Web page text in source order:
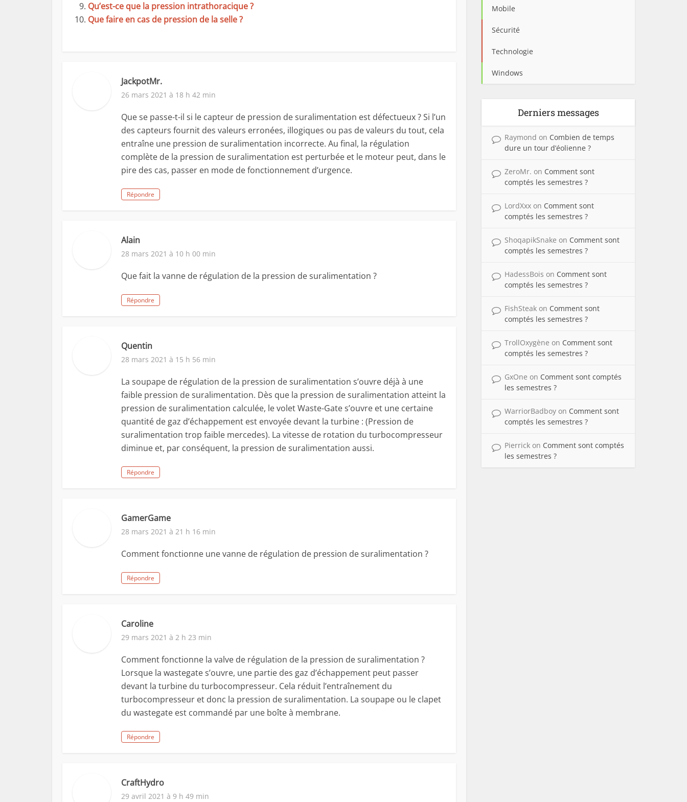
Qu’est-ce que la pression intrathoracique ?
Que faire en cas de pression de la selle ?
JackpotMr.
26 mars 2021 à 18 h 42 min
Que se passe-t-il si le capteur de pression de suralimentation est défectueux ? Si l’un
des capteurs fournit des valeurs erronées, illogiques ou pas de valeurs du tout, cela
entraîne une pression de suralimentation incorrecte. Au final, la régulation
complète de la pression de suralimentation est perturbée et le moteur peut, dans le
pire des cas, passer en mode de fonctionnement d’urgence.
Répondre
Alain
28 mars 2021 à 10 h 00 min
Que fait la vanne de régulation de la pression de suralimentation ?
Répondre
Quentin
28 mars 2021 à 15 h 56 min
La soupape de régulation de la pression de suralimentation s’ouvre déjà à une
faible pression de suralimentation. Dès que la pression de suralimentation atteint la
pression de suralimentation calculée, le volet Waste-Gate s’ouvre et une certaine
quantité de gaz d’échappement est envoyée devant la turbine : (Pression de
suralimentation trop faible mercedes). La vitesse de rotation du turbocompresseur
diminue et, par conséquent, la pression de suralimentation aussi.
Répondre
GamerGame
28 mars 2021 à 21 h 16 min
Comment fonctionne une vanne de régulation de pression de suralimentation ?
Répondre
Caroline
29 mars 2021 à 2 h 23 min
Comment fonctionne la valve de régulation de la pression de suralimentation ?
Lorsque la wastegate s’ouvre, une partie des gaz d’échappement peut passer
devant la turbine du turbocompresseur. Cela réduit l’entraînement du
turbocompresseur et donc la pression de suralimentation. La soupape ou le clapet
du wastegate est commandé par une boîte à membrane.
Répondre
CraftHydro
29 avril 2021 à 9 h 49 min
Mobile
Sécurité
Technologie
Windows
Derniers messages
Raymond on Combien de temps
dure un tour d’éolienne ?
ZeroMr. on Comment sont
comptés les semestres ?
LordXxx on Comment sont
comptés les semestres ?
ShoqapikSnake on Comment sont
comptés les semestres ?
HadessBois on Comment sont
comptés les semestres ?
FishSteak on Comment sont
comptés les semestres ?
TrollOxygène on Comment sont
comptés les semestres ?
GxOne on Comment sont comptés
les semestres ?
WarriorBadboy on Comment sont
comptés les semestres ?
Pierrick on Comment sont comptés
les semestres ?